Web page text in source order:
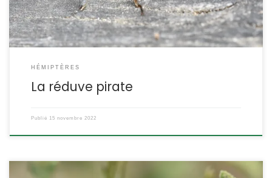
HÉMIPTÈRES
La réduve pirate
Publié 15 novembre 2022